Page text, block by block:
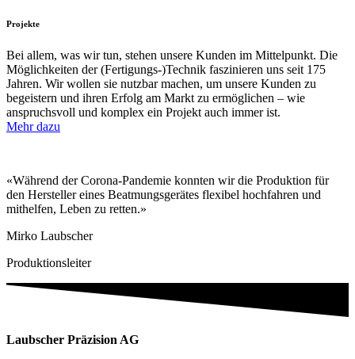
Projekte
Bei allem, was wir tun, stehen unsere Kunden im Mittelpunkt. Die
Möglichkeiten der (Fertigungs-)Technik faszinieren uns seit 175
Jahren. Wir wollen sie nutzbar machen, um unsere Kunden zu
begeistern und ihren Erfolg am Markt zu ermöglichen – wie
anspruchsvoll und komplex ein Projekt auch immer ist.
Mehr dazu
«Während der Corona-Pandemie konnten wir die Produktion für
den Hersteller eines Beatmungsgerätes flexibel hochfahren und
mithelfen, Leben zu retten.»
Mirko Laubscher
Produktionsleiter
Laubscher Präzision AG